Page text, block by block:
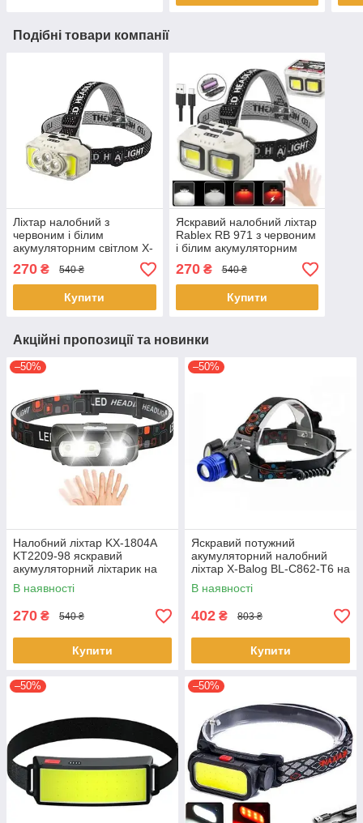
Подібні товари компанії
Ліхтар налобний з
червоним і білим
акумуляторним світлом X-
Balog HX-815 Type-C
18650
270 ₴ 540 ₴
Купити
Яскравий налобний ліхтар
Rablex RB 971 з червоним
і білим акумуляторним
світлом з датчиком руху
18650 IP44
270₴ 540 ₴
Купити
Акційні пропозиції та новинки
–50%
Налобний ліхтар KX-1804A
KT2209-98 яскравий
акумуляторний ліхтарик на
голову з датчиком руху
XPE+COB 18650
В наявності
270 ₴ 540 ₴
Купити
–50%
Яскравий потужний
акумуляторний налобний
ліхтар X-Balog BL-C862-T6 на
голову із зарядкою 2x18650
XPE+COB
В наявності
402 ₴ 803 ₴
Купити
–50% –50%